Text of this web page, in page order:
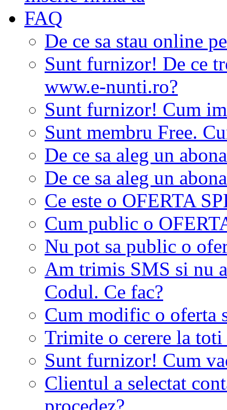
FAQ
De ce sa stau online
Sunt furnizor! De ce
www.e-nunti.ro?
Sunt furnizor! Cum
Sunt membru Free.
De ce sa aleg un
De ce sa aleg un
Ce este o OFERTA
Cum public o
Nu pot sa public o
Am trimis SMS si nu
Codul. Ce fac?
Cum modific o oferta
Trimite o cerere la
Sunt furnizor! Cum
Clientul a selectat
procedez?